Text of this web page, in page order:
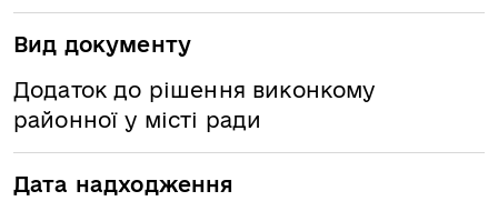
Вид документу
Додаток до рішення виконкому
районної у місті ради
Дата надходження